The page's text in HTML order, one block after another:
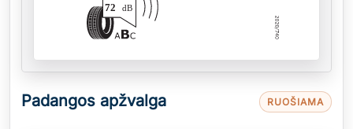
72 dB
Padangos apžvalga RUOŠIAMA